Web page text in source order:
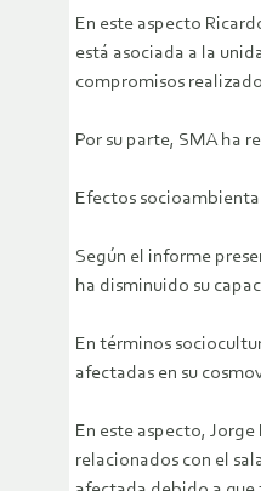
En este aspecto
está asociada a la
compromisos
Por su parte, SMA ha
Efectos
Según el informe
ha disminuido su
En términos
afectadas en su
En este aspecto,
relacionados con el